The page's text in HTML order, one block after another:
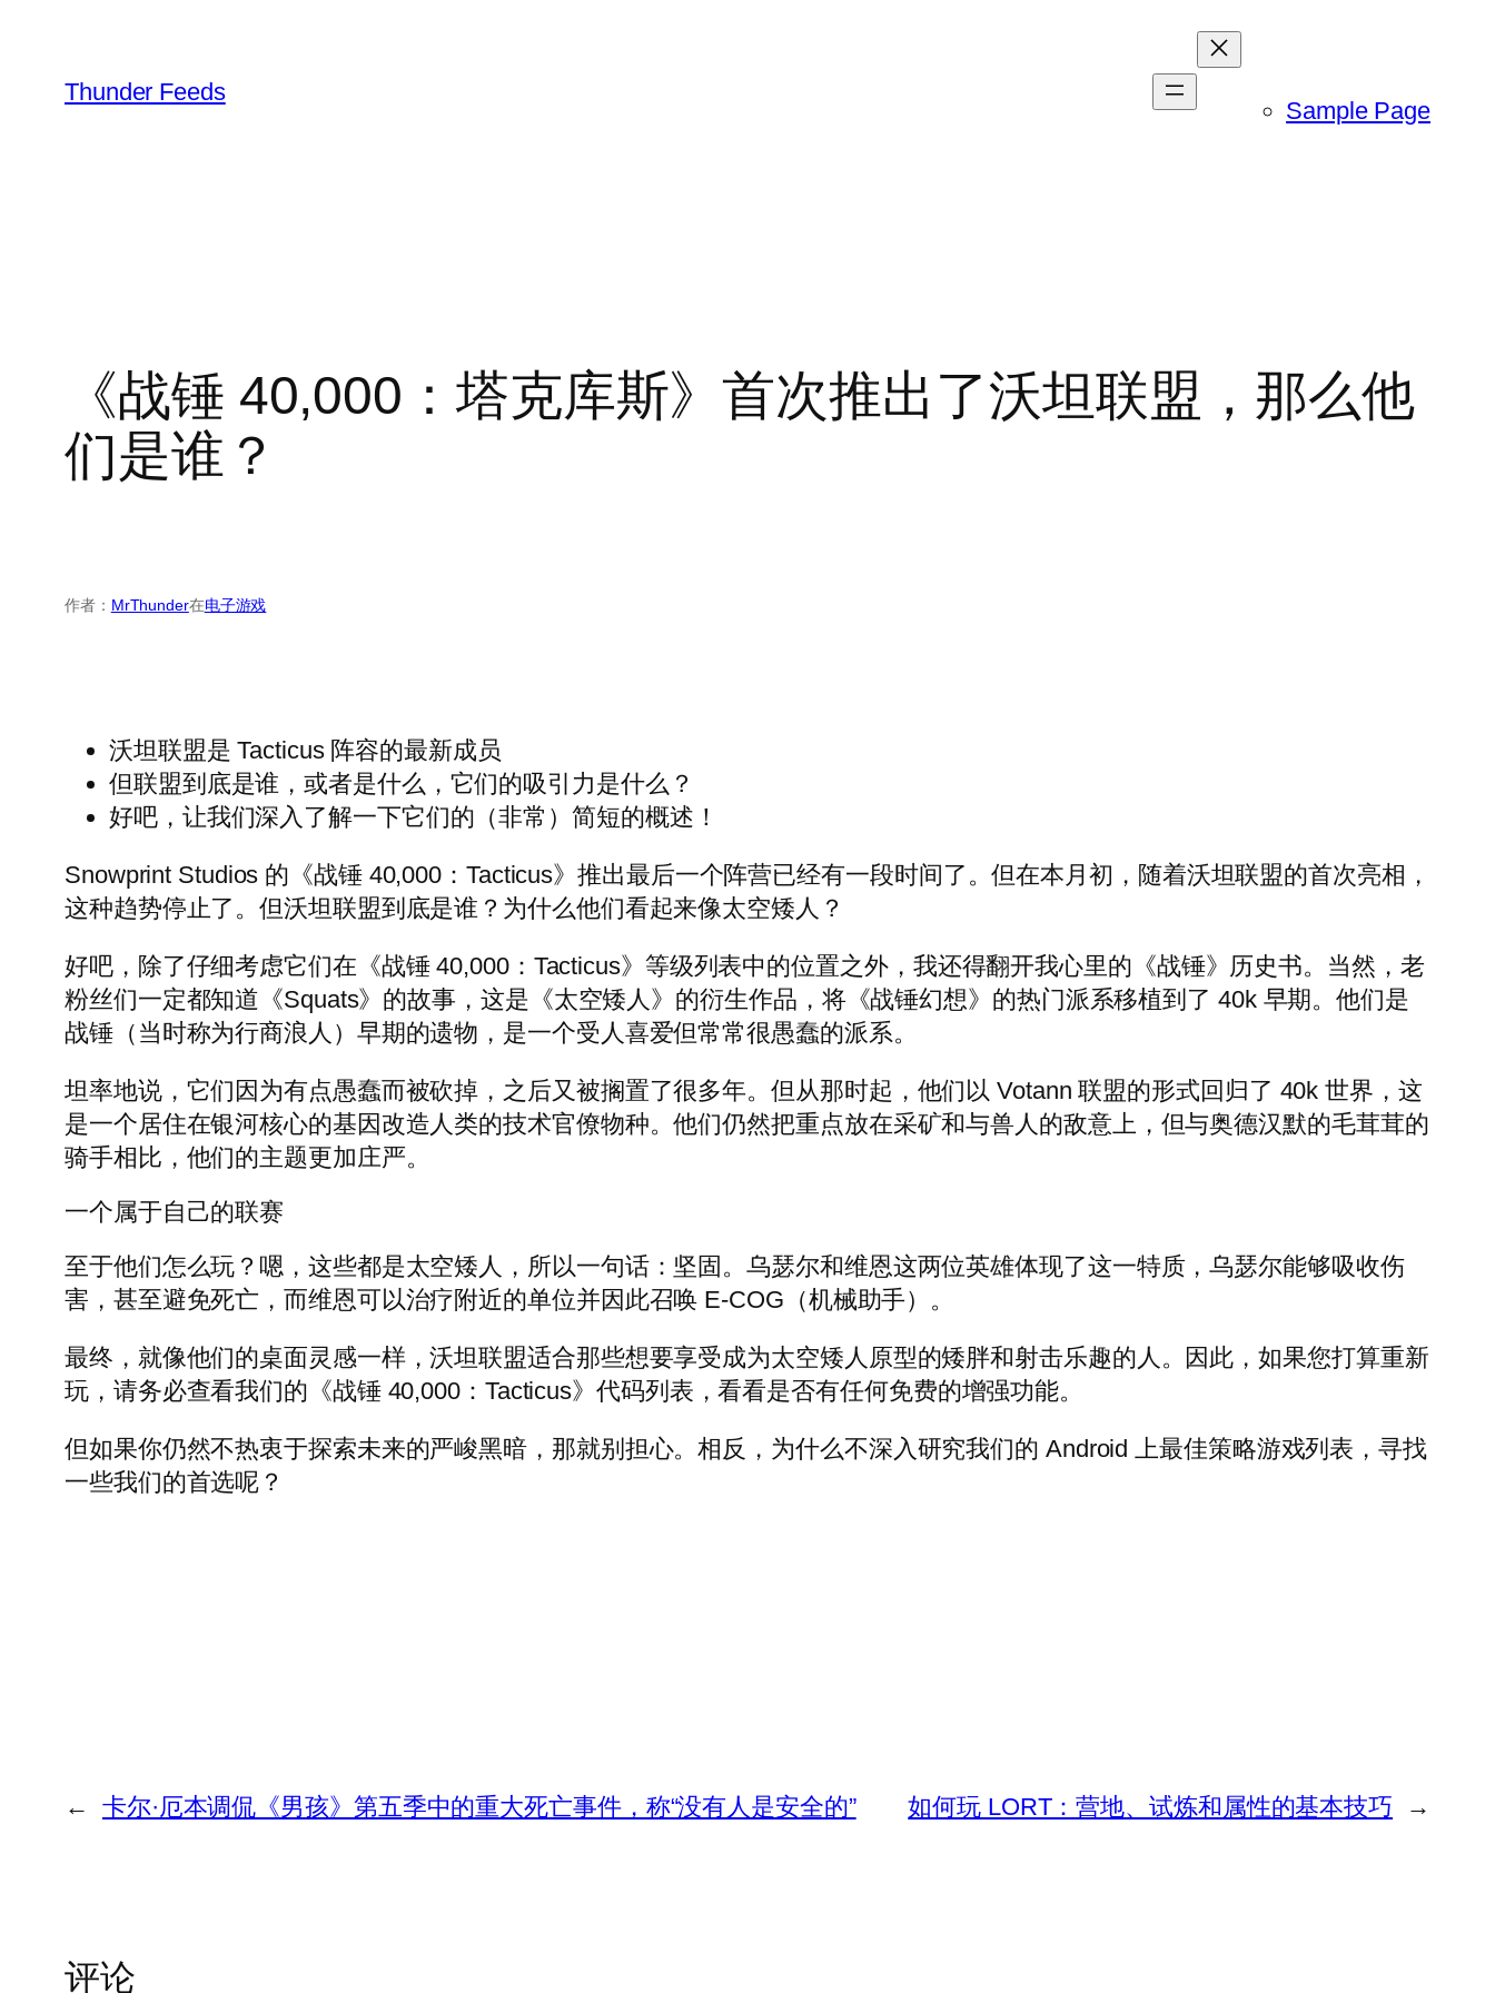
Thunder Feeds
Sample Page
《战锤 40,000：塔克库斯》首次推出了沃坦联盟，那么他
们是谁？
作者： MrThunder在电子游戏
沃坦联盟是 Tacticus 阵容的最新成员
但联盟到底是谁，或者是什么，它们的吸引力是什么？
好吧，让我们深入了解一下它们的（非常）简短的概述！
Snowprint Studios 的《战锤 40,000：Tacticus》推出最后一个阵营已经有一段时间了。但在本月初，随着沃坦联盟的首次亮相，
这种趋势停止了。但沃坦联盟到底是谁？为什么他们看起来像太空矮人？
好吧，除了仔细考虑它们在《战锤 40,000：Tacticus》等级列表中的位置之外，我还得翻开我心里的《战锤》历史书。当然，老
粉丝们一定都知道《Squats》的故事，这是《太空矮人》的衍生作品，将《战锤幻想》的热门派系移植到了 40k 早期。他们是
战锤（当时称为行商浪人）早期的遗物，是一个受人喜爱但常常很愚蠢的派系。
坦率地说，它们因为有点愚蠢而被砍掉，之后又被搁置了很多年。但从那时起，他们以 Votann 联盟的形式回归了 40k 世界，这
是一个居住在银河核心的基因改造人类的技术官僚物种。他们仍然把重点放在采矿和与兽人的敌意上，但与奥德汉默的毛茸茸的
骑手相比，他们的主题更加庄严。
一个属于自己的联赛
至于他们怎么玩？嗯，这些都是太空矮人，所以一句话：坚固。乌瑟尔和维恩这两位英雄体现了这一特质，乌瑟尔能够吸收伤
害，甚至避免死亡，而维恩可以治疗附近的单位并因此召唤 E-COG（机械助手）。
最终，就像他们的桌面灵感一样，沃坦联盟适合那些想要享受成为太空矮人原型的矮胖和射击乐趣的人。因此，如果您打算重新
玩，请务必查看我们的《战锤 40,000：Tacticus》代码列表，看看是否有任何免费的增强功能。
但如果你仍然不热衷于探索未来的严峻黑暗，那就别担心。相反，为什么不深入研究我们的 Android 上最佳策略游戏列表，寻找
一些我们的首选呢？
← 卡尔·厄本调侃《男孩》第五季中的重大死亡事件，称“没有人是安全的” 如何玩 LORT：营地、试炼和属性的基本技巧 →
评论